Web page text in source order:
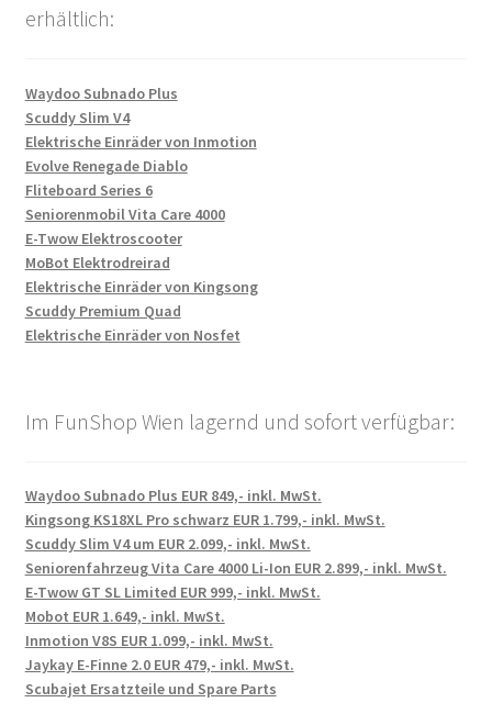
erhältlich:
Waydoo Subnado Plus
Scuddy Slim V4
Elektrische Einräder von Inmotion
Evolve Renegade Diablo
Fliteboard Series 6
Seniorenmobil Vita Care 4000
E-Twow Elektroscooter
MoBot Elektrodreirad
Elektrische Einräder von Kingsong
Scuddy Premium Quad
Elektrische Einräder von Nosfet
Im FunShop Wien lagernd und sofort verfügbar:
Waydoo Subnado Plus EUR 849,- inkl. MwSt.
Kingsong KS18XL Pro schwarz EUR 1.799,- inkl. MwSt.
Scuddy Slim V4 um EUR 2.099,- inkl. MwSt.
Seniorenfahrzeug Vita Care 4000 Li-Ion EUR 2.899,- inkl. MwSt.
E-Twow GT SL Limited EUR 999,- inkl. MwSt.
Mobot EUR 1.649,- inkl. MwSt.
Inmotion V8S EUR 1.099,- inkl. MwSt.
Jaykay E-Finne 2.0 EUR 479,- inkl. MwSt.
Scubajet Ersatzteile und Spare Parts